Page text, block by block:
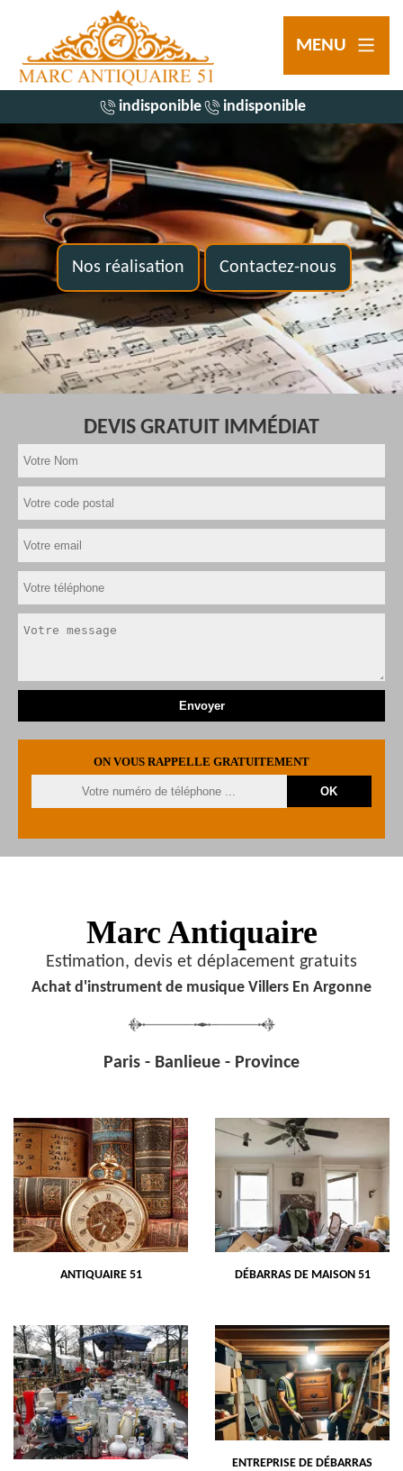
MENU
indisponible indisponible
Nos réalisation Contactez-nous
DEVIS GRATUIT IMMÉDIAT
ON VOUS RAPPELLE GRATUITEMENT
Marc Antiquaire
Estimation, devis et déplacement gratuits
Achat d'instrument de musique Villers En Argonne
Paris - Banlieue - Province
ANTIQUAIRE 51 DÉBARRAS DE MAISON 51
ENTREPRISE DE DÉBARRAS